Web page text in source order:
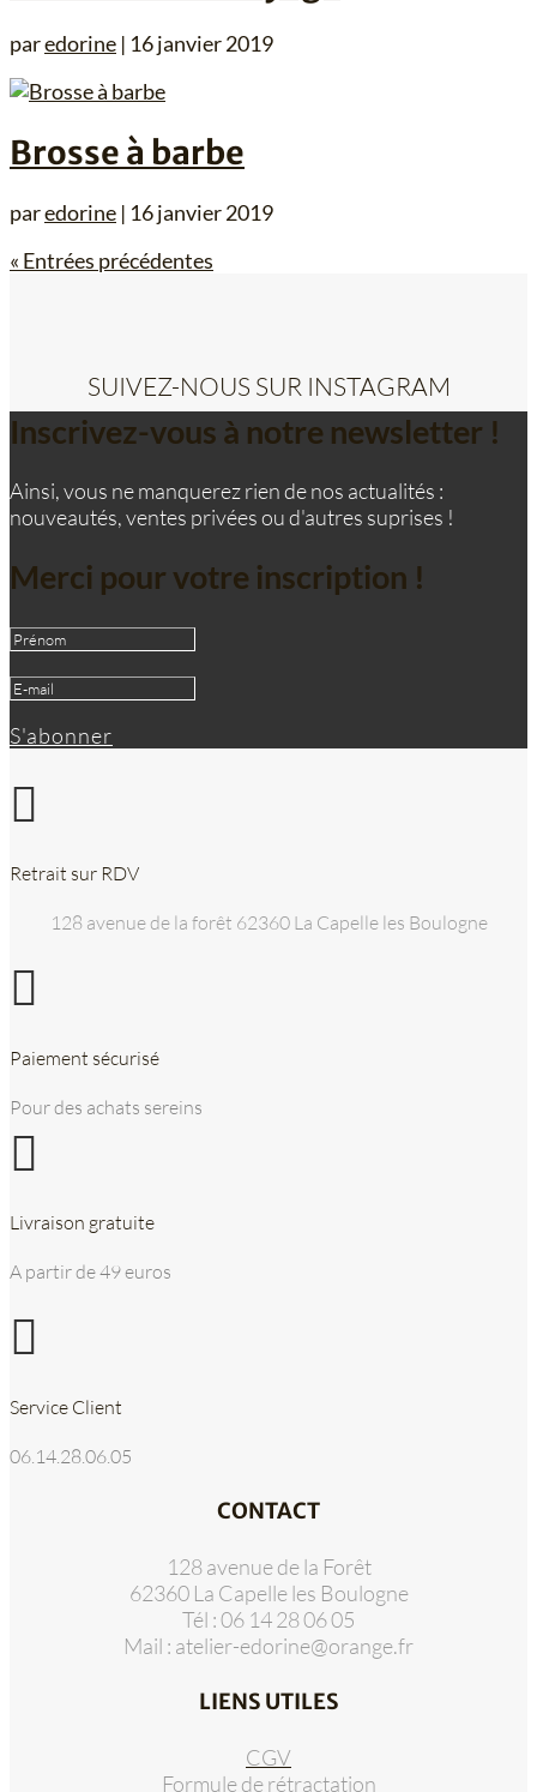
paredorine | 16 janvier 2019
Brosse à barbe
paredorine | 16 janvier 2019
« Entrées précédentes
SUIVEZ-NOUS SUR INSTAGRAM
Inscrivez-vous à notre newsletter !
Ainsi, vous ne manquerez rien de nos actualités :
nouveautés, ventes privées ou d'autres suprises !
Merci pour votre inscription !
S'abonner

Retrait sur RDV
128 avenue de la forêt 62360 La Capelle les Boulogne

Paiement sécurisé
Pour des achats sereins

Livraison gratuite
A partir de 49 euros

Service Client
06.14.28.06.05
CONTACT
128 avenue de la Forêt
62360 La Capelle les Boulogne
Tél : 06 14 28 06 05
Mail : atelier-edorine@orange.fr
LIENS UTILES
CGV
Formule de rétractation